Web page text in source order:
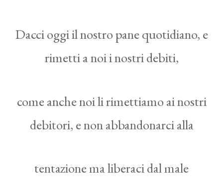
Dacci oggi il nostro pane quotidiano, e
rimetti a noi i nostri debiti,
come anche noi li rimettiamo ai nostri
debitori, e non abbandonarci alla
tentazione ma liberaci dal male